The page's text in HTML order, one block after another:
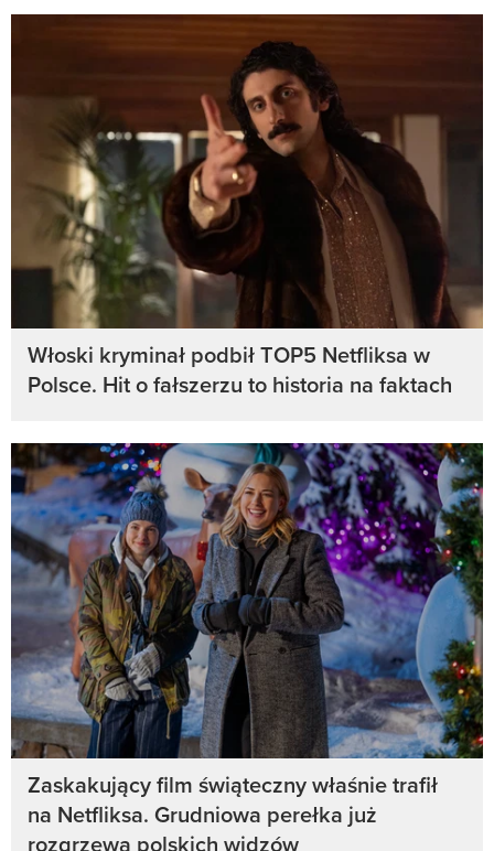
Włoski kryminał podbił TOP5 Netfliksa w
Polsce. Hit o fałszerzu to historia na faktach
Zaskakujący film świąteczny właśnie trafił
na Netfliksa. Grudniowa perełka już
rozgrzewa polskich widzów